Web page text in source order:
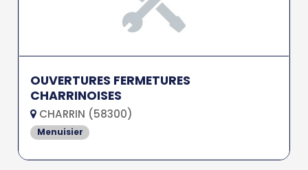
OUVERTURES FERMETURES
CHARRINOISES
CHARRIN (58300)
Menuisier